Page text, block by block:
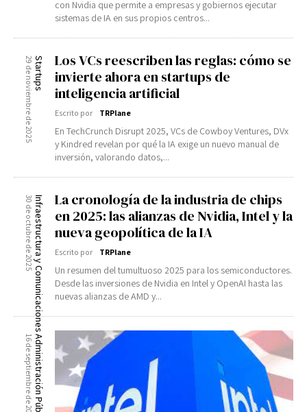
Enlaces útiles
Suscribir
Contacto
Privacidad Aviso Legal Política de cookies
Enlaces útiles
Privacidad Aviso Legal Política de cookies
con Nvidia que permite a empresas y gobiernos ejecutar
sistemas de IA en sus propios centros...
Startups
29 de noviembre de 2025
Los VCs reescriben las reglas: cómo se
invierte ahora en startups de
inteligencia artificial
Escrito por TRPlane
En TechCrunch Disrupt 2025, VCs de Cowboy Ventures, DVx
y Kindred revelan por qué la IA exige un nuevo manual de
inversión, valorando datos,...
Infraestructura y Comunicaciones
30 de octubre de 2025
La cronología de la industria de chips
en 2025: las alianzas de Nvidia, Intel y la
nueva geopolítica de la IA
Escrito por TRPlane
Un resumen del tumultuoso 2025 para los semiconductores.
Desde las inversiones de Nvidia en Intel y OpenAI hasta las
nuevas alianzas de AMD y...
Administración Pública
16 de septiembre de 2025